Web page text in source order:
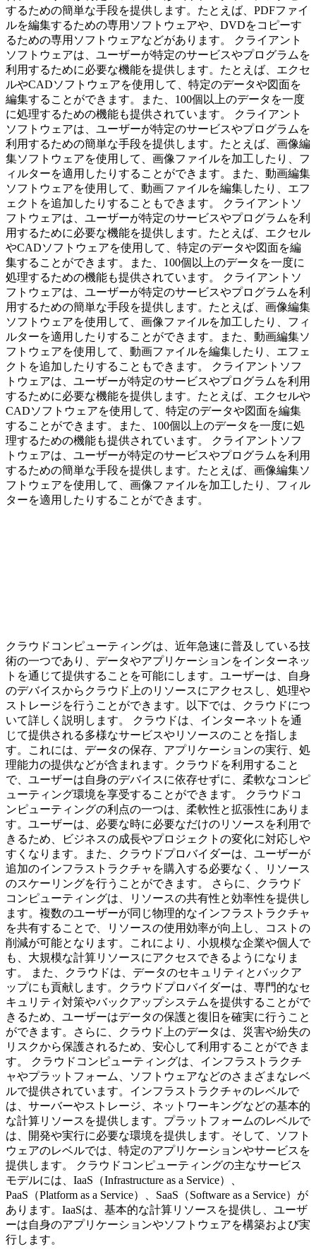
するための簡単な手段を提供します。たとえば、PDFファイ
ルを編集するための専用ソフトウェアや、DVDをコピーす
るための専用ソフトウェアなどがあります。 クライアント
ソフトウェアは、ユーザーが特定のサービスやプログラムを
利用するために必要な機能を提供します。たとえば、エクセ
ルやCADソフトウェアを使用して、特定のデータや図面を
編集することができます。また、100個以上のデータを一度
に処理するための機能も提供されています。 クライアント
ソフトウェアは、ユーザーが特定のサービスやプログラムを
利用するための簡単な手段を提供します。たとえば、画像編
集ソフトウェアを使用して、画像ファイルを加工したり、フ
ィルターを適用したりすることができます。また、動画編集
ソフトウェアを使用して、動画ファイルを編集したり、エフ
ェクトを追加したりすることもできます。 クライアントソ
フトウェアは、ユーザーが特定のサービスやプログラムを利
用するために必要な機能を提供します。たとえば、エクセル
やCADソフトウェアを使用して、特定のデータや図面を編
集することができます。また、100個以上のデータを一度に
処理するための機能も提供されています。 クライアントソ
フトウェアは、ユーザーが特定のサービスやプログラムを利
用するための簡単な手段を提供します。たとえば、画像編集
ソフトウェアを使用して、画像ファイルを加工したり、フィ
ルターを適用したりすることができます。また、動画編集ソ
フトウェアを使用して、動画ファイルを編集したり、エフェ
クトを追加したりすることもできます。 クライアントソフ
トウェアは、ユーザーが特定のサービスやプログラムを利用
するために必要な機能を提供します。たとえば、エクセルや
CADソフトウェアを使用して、特定のデータや図面を編集
することができます。また、100個以上のデータを一度に処
理するための機能も提供されています。 クライアントソフ
トウェアは、ユーザーが特定のサービスやプログラムを利用
するための簡単な手段を提供します。たとえば、画像編集ソ
フトウェアを使用して、画像ファイルを加工したり、フィル
ターを適用したりすることができます。
クラウドコンピューティングは、近年急速に普及している技
術の一つであり、データやアプリケーションをインターネッ
トを通じて提供することを可能にします。ユーザーは、自身
のデバイスからクラウド上のリソースにアクセスし、処理や
ストレージを行うことができます。以下では、クラウドにつ
いて詳しく説明します。 クラウドは、インターネットを通
じて提供される多様なサービスやリソースのことを指しま
す。これには、データの保存、アプリケーションの実行、処
理能力の提供などが含まれます。クラウドを利用すること
で、ユーザーは自身のデバイスに依存せずに、柔軟なコンピ
ューティング環境を享受することができます。 クラウドコ
ンピューティングの利点の一つは、柔軟性と拡張性にありま
す。ユーザーは、必要な時に必要なだけのリソースを利用で
きるため、ビジネスの成長やプロジェクトの変化に対応しや
すくなります。また、クラウドプロバイダーは、ユーザーが
追加のインフラストラクチャを購入する必要なく、リソース
のスケーリングを行うことができます。 さらに、クラウド
コンピューティングは、リソースの共有性と効率性を提供し
ます。複数のユーザーが同じ物理的なインフラストラクチャ
を共有することで、リソースの使用効率が向上し、コストの
削減が可能となります。これにより、小規模な企業や個人で
も、大規模な計算リソースにアクセスできるようになりま
す。 また、クラウドは、データのセキュリティとバックア
ップにも貢献します。クラウドプロバイダーは、専門的なセ
キュリティ対策やバックアップシステムを提供することがで
きるため、ユーザーはデータの保護と復旧を確実に行うこと
ができます。さらに、クラウド上のデータは、災害や紛失の
リスクから保護されるため、安心して利用することができま
す。 クラウドコンピューティングは、インフラストラクチ
ャやプラットフォーム、ソフトウェアなどのさまざまなレベ
ルで提供されています。インフラストラクチャのレベルで
は、サーバーやストレージ、ネットワーキングなどの基本的
な計算リソースを提供します。プラットフォームのレベルで
は、開発や実行に必要な環境を提供します。そして、ソフト
ウェアのレベルでは、特定のアプリケーションやサービスを
提供します。 クラウドコンピューティングの主なサービス
モデルには、IaaS（Infrastructure as a Service）、
PaaS（Platform as a Service）、SaaS（Software as a Service）が
あります。IaaSは、基本的な計算リソースを提供し、ユーザ
ーは自身のアプリケーションやソフトウェアを構築および実
行します。